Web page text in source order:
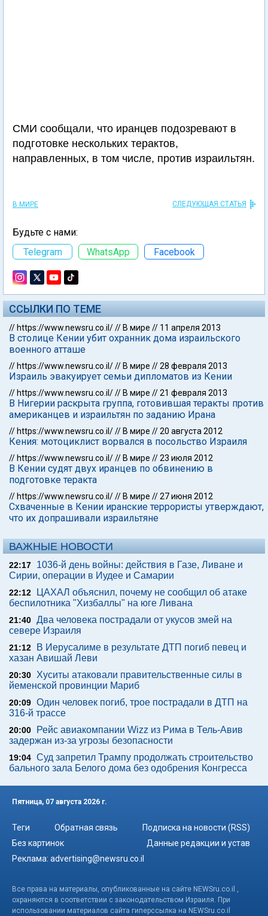
СМИ сообщали, что иранцев подозревают в
подготовке нескольких терактов,
направленных, в том числе, против израильтян.
В МИРЕ СЛЕДУЮЩАЯ СТАТЬЯ
Будьте с нами:
Telegram
WhatsApp Facebook
ССЫЛКИ ПО ТЕМЕ
// https://www.newsru.co.il/// В мире // 11 апреля 2013
В столице Кении убит охранник дома израильского
военного атташе
// https://www.newsru.co.il/// В мире //28 февраля 2013
Израиль эвакуирует семьи дипломатов из Кении
// https://www.newsru.co.il/// В мире //21 февраля 2013
В Нигерии раскрыта группа, готовившая теракты против
американцев и израильтян по заданию Ирана
// https://www.newsru.co.il/// В мире //20 августа 2012
Кения: мотоциклист ворвался в посольство Израиля
// https://www.newsru.co.il/// В мире //23 июля 2012
В Кении судят двух иранцев по обвинению в
подготовке теракта
// https://www.newsru.co.il/// В мире //27 июня 2012
Схваченные в Кении иранские террористы утверждают,
что их допрашивали израильтяне
ВАЖНЫЕ НОВОСТИ
22:17
1036-й день войны: действия в Газе, Ливане и
Сирии, операции в Иудее и Самарии
22:12
ЦАХАЛ объяснил, почему не сообщил об атаке
беспилотника "Хизбаллы" на юге Ливана
21:40 Два человека пострадали от укусов змей на
севере Израиля
21:12
В Иерусалиме в результате ДТП погиб певец и
хазан Авишай Леви
20:30
Хуситы атаковали правительственные силы в
йеменской провинции Мариб
20:09 Один человек погиб, трое пострадали в ДТП на
316-й трассе
20:00
Рейс авиакомпании Wizz из Рима в Тель-Авив
задержан из-за угрозы безопасности
19:04 Суд запретил Трампу продолжать строительство
бального зала Белого дома без одобрения Конгресса
Пятница, 07 августа 2026 г.
Теги Обратная связь
Подписка на новости (RSS)
Без картинок
Данные редакции и устав
Реклама: advertising@newsru.co.il
Все права на материалы, опубликованные на сайте NEWSru.co.il ,
охраняются в соответствии с законодательством Израиля. При
использовании материалов сайта гиперссылка на NEWSru.co.il